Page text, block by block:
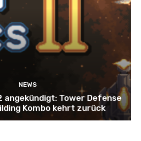
NEWS
angekündigt: Tower Defense
Kombo kehrt zurück